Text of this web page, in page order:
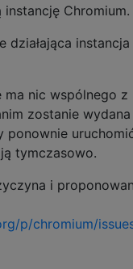
Chromium.
działająca
nic wspólnego z
zostanie
ponownie
tymczasowo.
i
p/chromium/